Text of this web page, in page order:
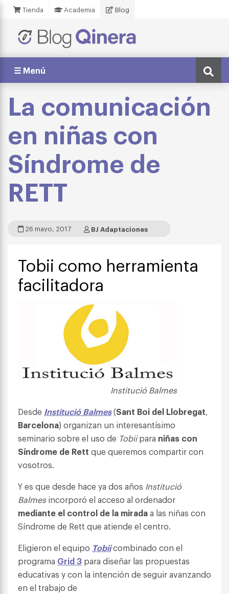
Tienda Academia Blog
☰ Menú
La comunicación
en niñas con
Síndrome de
RETT
26 mayo, 2017 BJ Adaptaciones
Tobii como herramienta
facilitadora
Institució Balmes
Desde Institució Balmes(Sant Boi del Llobregat,
Barcelona) organizan un interesantísimo
seminario sobre el uso de Tobiipara niñas con
Síndrome de Rett que queremos compartir con
vosotros.
Y es que desde hace ya dos años Institució
Balmesincorporó el acceso al ordenador
mediante el control de la miradaa las niñas con
Síndrome de Rett que atiende el centro.
Eligieron el equipo Tobiicombinado con el
programa Grid 3 para diseñar las propuestas
educativas y con la intención de seguir avanzando
en el trabajo de